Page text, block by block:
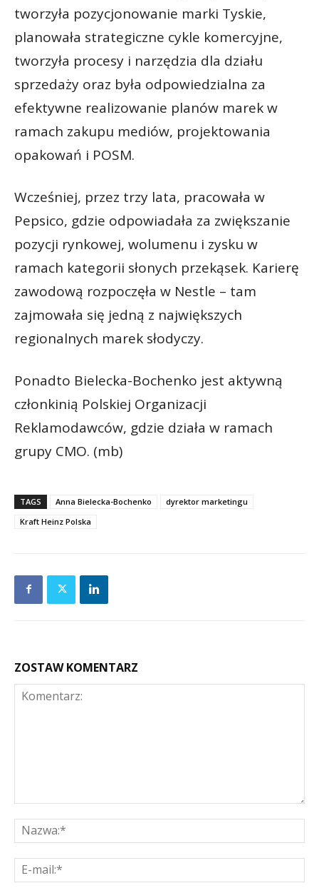
tworzyła pozycjonowanie marki Tyskie,
planowała strategiczne cykle komercyjne,
tworzyła procesy i narzędzia dla działu
sprzedaży oraz była odpowiedzialna za
efektywne realizowanie planów marek w
ramach zakupu mediów, projektowania
opakowań i POSM.
Wcześniej, przez trzy lata, pracowała w
Pepsico, gdzie odpowiadała za zwiększanie
pozycji rynkowej, wolumenu i zysku w
ramach kategorii słonych przekąsek. Karierę
zawodową rozpoczęła w Nestle – tam
zajmowała się jedną z największych
regionalnych marek słodyczy.
Ponadto Bielecka-Bochenko jest aktywną
członkinią Polskiej Organizacji
Reklamodawców, gdzie działa w ramach
grupy CMO. (mb)
TAGS Anna Bielecka-Bochenko
dyrektor marketingu
Kraft Heinz Polska
ZOSTAW KOMENTARZ